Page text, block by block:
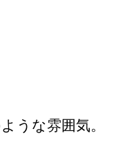
うな雰囲気。